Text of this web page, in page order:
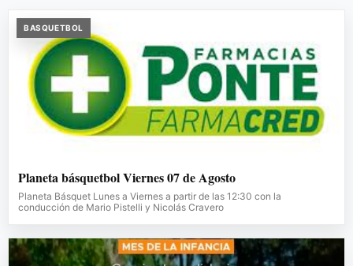
BASQUETBOL
Planeta básquetbol Viernes 07 de Agosto
Planeta Básquet Lunes a Viernes a partir de las 12:30 con la
conducción de Mario Pistelli y Nicolás Cravero